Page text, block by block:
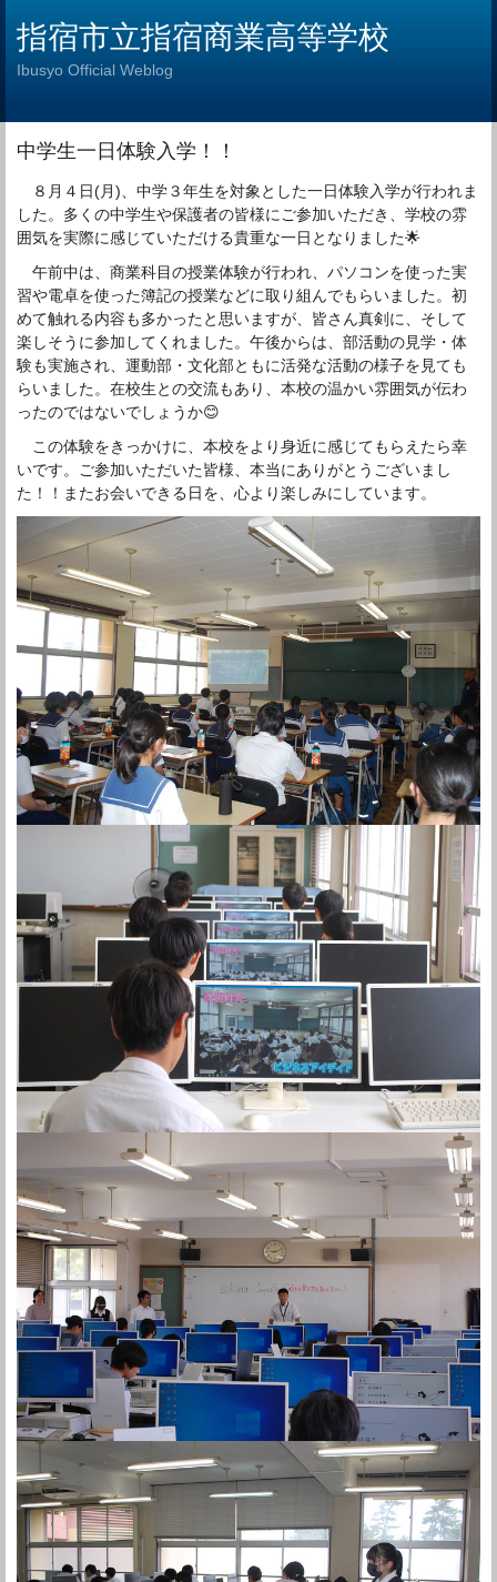
指宿市立指宿商業高等学校
Ibusyo Official Weblog
中学生一日体験入学！！
８月４日(月)、中学３年生を対象とした一日体験入学が行われま
した。多くの中学生や保護者の皆様にご参加いただき、学校の雰
囲気を実際に感じていただける貴重な一日となりました🌟
午前中は、商業科目の授業体験が行われ、パソコンを使った実
習や電卓を使った簿記の授業などに取り組んでもらいました。初
めて触れる内容も多かったと思いますが、皆さん真剣に、そして
楽しそうに参加してくれました。午後からは、部活動の見学・体
験も実施され、運動部・文化部ともに活発な活動の様子を見ても
らいました。在校生との交流もあり、本校の温かい雰囲気が伝わ
ったのではないでしょうか😊
この体験をきっかけに、本校をより身近に感じてもらえたら幸
いです。ご参加いただいた皆様、本当にありがとうございまし
た！！またお会いできる日を、心より楽しみにしています。